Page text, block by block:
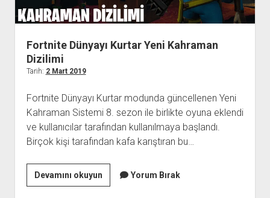
Fortnite Dünyayı Kurtar Yeni Kahraman
Dizilimi
Tarih: 2 Mart 2019
Fortnite Dünyayı Kurtar modunda güncellenen Yeni
Kahraman Sistemi 8. sezon ile birlikte oyuna eklendi
ve kullanıcılar tarafından kullanılmaya başlandı.
Birçok kişi tarafından kafa karıştıran bu…
Devamını okuyunFortnite
Dünyayı
Yorum Bırak